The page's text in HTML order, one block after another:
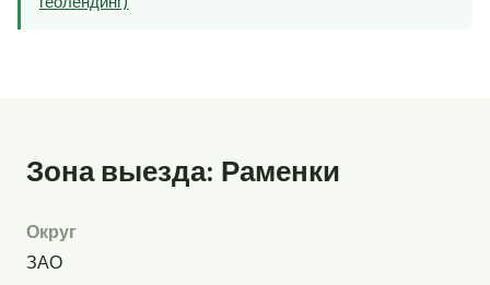
Зона выезда: Раменки
Округ
ЗАО